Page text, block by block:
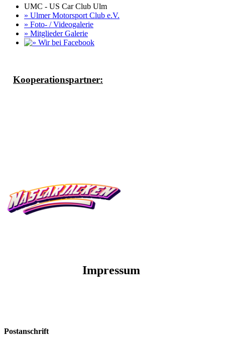
UMC - US Car Club Ulm
» Ulmer Motorsport Club e.V.
» Foto- / Videogalerie
» Mitglieder Galerie
Kooperationspartner:
Impressum
Postanschrift